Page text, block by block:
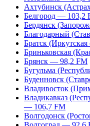
Ахтубинск
Белгород — 103,2
Бердянск
Благодарный
Братск
Бриньковская
Брянск — 98,2 FM
Бугульма
Буденновск
Владивосток
Владикавказ
— 106,7 FM
Волгодонск